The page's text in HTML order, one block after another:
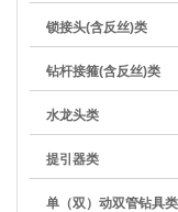
锁接头(含反丝)类
钻杆接箍(含反丝)类
水龙头类
提引器类
单（双）动双管钻具类